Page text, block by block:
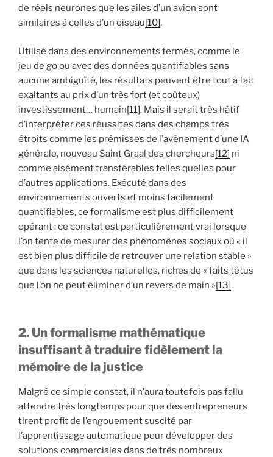
de réels neurones que les ailes d’un avion sont
similaires à celles d’un oiseau[10].
Utilisé dans des environnements fermés, comme le
jeu de go ou avec des données quantifiables sans
aucune ambiguïté, les résultats peuvent être tout à fait
exaltants au prix d’un très fort (et coûteux)
investissement… humain[11]. Mais il serait très hâtif
d’interpréter ces réussites dans des champs très
étroits comme les prémisses de l’avènement d’une IA
générale, nouveau Saint Graal des chercheurs[12] ni
comme aisément transférables telles quelles pour
d’autres applications. Exécuté dans des
environnements ouverts et moins facilement
quantifiables, ce formalisme est plus difficilement
opérant : ce constat est particulièrement vrai lorsque
l’on tente de mesurer des phénomènes sociaux où « il
est bien plus difficile de retrouver une relation stable »
que dans les sciences naturelles, riches de « faits têtus
que l’on ne peut éliminer d’un revers de main »[13].
2. Un formalisme mathématique
insuffisant à traduire fidèlement la
mémoire de la justice
Malgré ce simple constat, il n’aura toutefois pas fallu
attendre très longtemps pour que des entrepreneurs
tirent profit de l’engouement suscité par
l’apprentissage automatique pour développer des
solutions commerciales dans de très nombreux